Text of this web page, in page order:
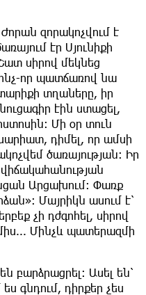
զորակոչվում է
էր Սյունիքի
սիրով մեկնեց
ինչ-որ պատճառով նա
տղաները, իր
էին ստացել,
Մի օր տուն
դիմել, որ ամսի
ծառայության։ Իր
Արցախում։ Փառք
Մայրիկն ասում է՝
չի դժգոհել, սիրով
Մինչև պատերազմի
բարձրացրել։ Ասել են՝
գնդում, դիրքեր չես